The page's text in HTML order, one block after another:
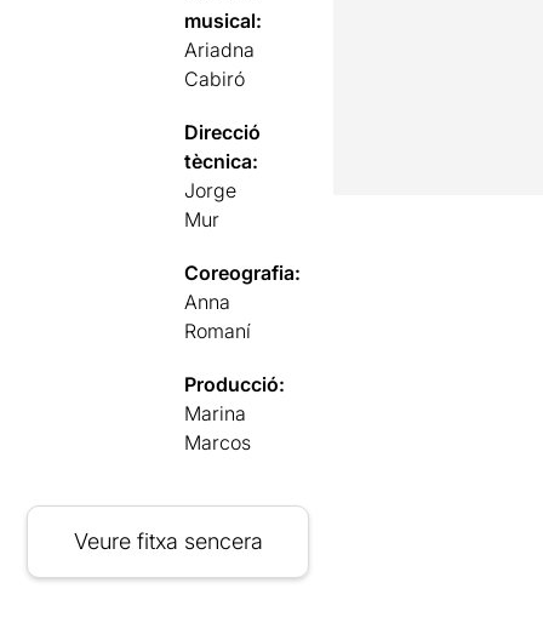
musical:
Ariadna
Cabiró
Direcció
tècnica:
Jorge
Mur
Coreografia:
Anna
Romaní
Producció:
Marina
Marcos
Veure fitxa sencera